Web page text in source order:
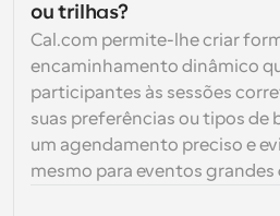
ou trilhas?
Cal.com permite-lhe criar
encaminhamento dinâmico
participantes às sessões
suas preferências ou tipos de
um agendamento preciso e
mesmo para eventos grandes